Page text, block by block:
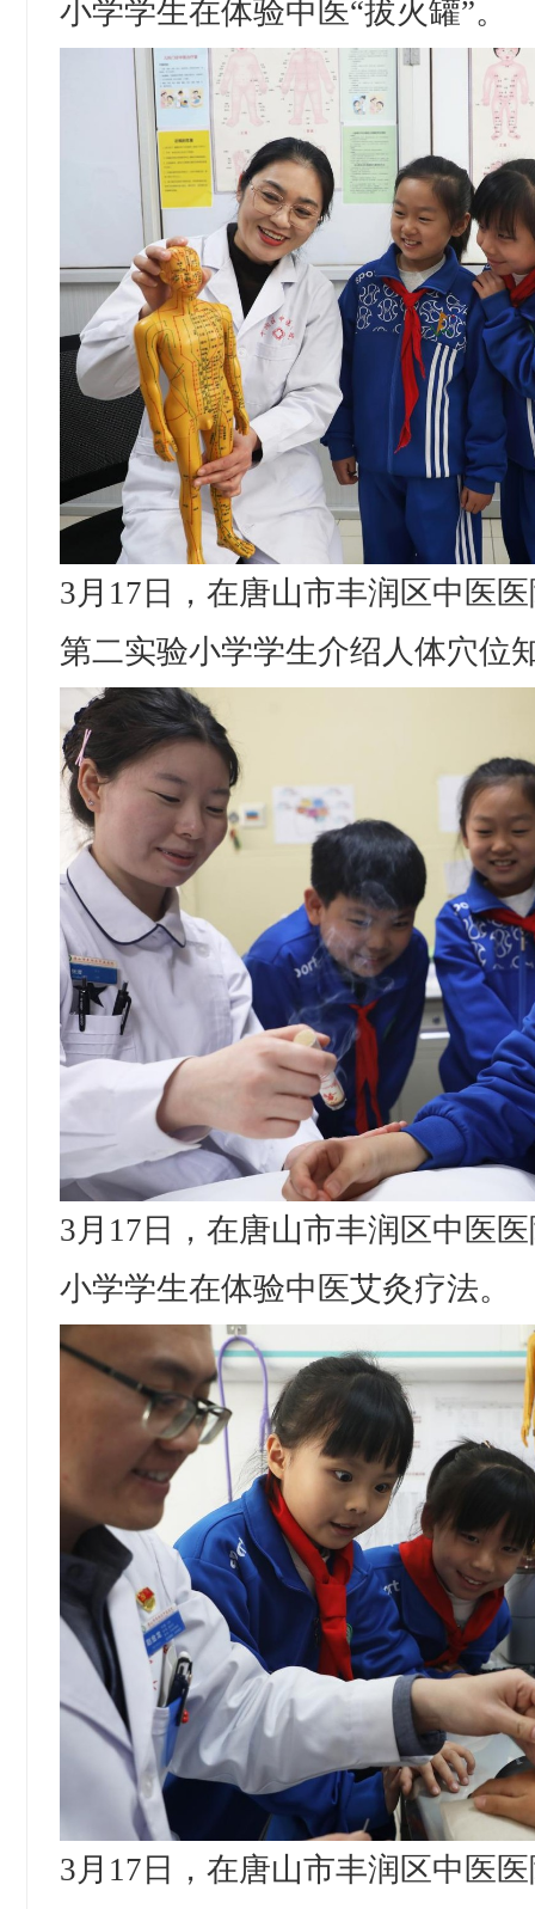
小学学生在体验中医“拔火罐”。
3月17日，在唐山市丰润区中医
第二实验小学学生介绍人体穴位
3月17日，在唐山市丰润区中医
小学学生在体验中医艾灸疗法。
3月17日，在唐山市丰润区中医